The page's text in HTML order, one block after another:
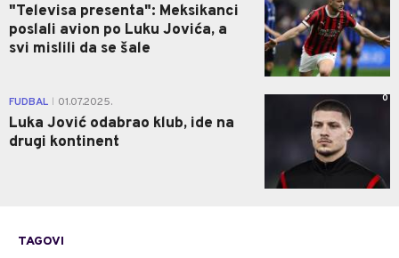
"Televisa presenta": Meksikanci
poslali avion po Luku Jovića, a
svi mislili da se šale
FUDBAL 01.07.2025.
Luka Jović odabrao klub, ide na
drugi kontinent
0
TAGOVI